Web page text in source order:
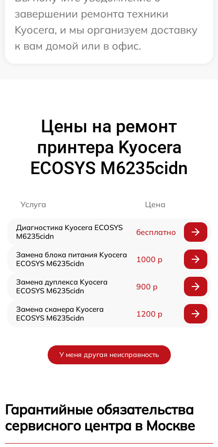
завершении ремонта техники
Kyocera, и мы организуем доставку
к вам домой или в офис.
Цены на ремонт
принтера Kyocera
ECOSYS M6235cidn
Услуга Цена
Диагностика Kyocera ECOSYS
M6235cidn
бесплатно
Замена блока питания Kyocera
ECOSYS M6235cidn
1000 р
Замена дуплекса Kyocera
ECOSYS M6235cidn
900 р
Замена сканера Kyocera
ECOSYS M6235cidn
1200 р
У меня другая неисправность
Гарантийные обязательства
сервисного центра в Москве